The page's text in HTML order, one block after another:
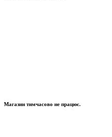
Магазин тимчасово не працює.